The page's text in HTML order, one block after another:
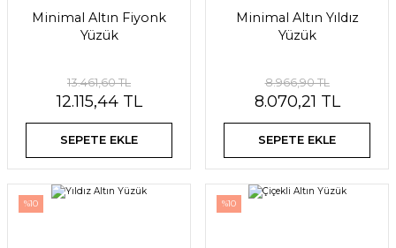
Minimal Altın Fiyonk
Yüzük
13.461,60 TL
12.115,44 TL
SEPETE EKLE
Minimal Altın Yıldız
Yüzük
8.966,90 TL
8.070,21 TL
SEPETE EKLE
%10 %10